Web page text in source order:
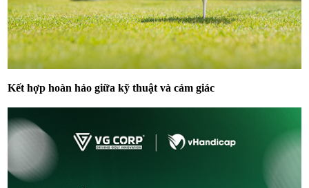
Kết hợp hoàn hảo giữa kỹ thuật và cảm giác